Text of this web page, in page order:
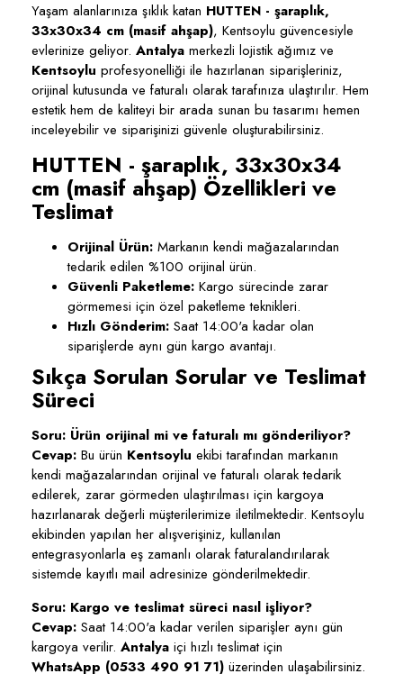
Yaşam alanlarınıza şıklık katan HUTTEN - şaraplık,
33x30x34 cm (masif ahşap), Kentsoylu güvencesiyle
evlerinize geliyor. Antalya merkezli lojistik ağımız ve
Kentsoylu profesyonelliği ile hazırlanan siparişleriniz,
orijinal kutusunda ve faturalı olarak tarafınıza ulaştırılır. Hem
estetik hem de kaliteyi bir arada sunan bu tasarımı hemen
inceleyebilir ve siparişinizi güvenle oluşturabilirsiniz.
HUTTEN - şaraplık, 33x30x34
cm (masif ahşap) Özellikleri ve
Teslimat
Orijinal Ürün: Markanın kendi mağazalarından
tedarik edilen %100 orijinal ürün.
Güvenli Paketleme: Kargo sürecinde zarar
görmemesi için özel paketleme teknikleri.
Hızlı Gönderim: Saat 14:00'a kadar olan
siparişlerde aynı gün kargo avantajı.
Sıkça Sorulan Sorular ve Teslimat
Süreci
Soru: Ürün orijinal mi ve faturalı mı gönderiliyor?
Cevap: Bu ürün Kentsoylu ekibi tarafından markanın
kendi mağazalarından orijinal ve faturalı olarak tedarik
edilerek, zarar görmeden ulaştırılması için kargoya
hazırlanarak değerli müşterilerimize iletilmektedir. Kentsoylu
ekibinden yapılan her alışverişiniz, kullanılan
entegrasyonlarla eş zamanlı olarak faturalandırılarak
sistemde kayıtlı mail adresinize gönderilmektedir.
Soru: Kargo ve teslimat süreci nasıl işliyor?
Cevap: Saat 14:00'a kadar verilen siparişler aynı gün
kargoya verilir. Antalya içi hızlı teslimat için
WhatsApp (0533 490 91 71) üzerinden ulaşabilirsiniz.